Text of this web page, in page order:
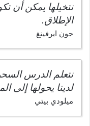
نتخيلها يمكن أن
الإطلاق.
جون ايرفينغ
نتعلم الدرس
لدينا يحولها إلى
ميلودي بيتي